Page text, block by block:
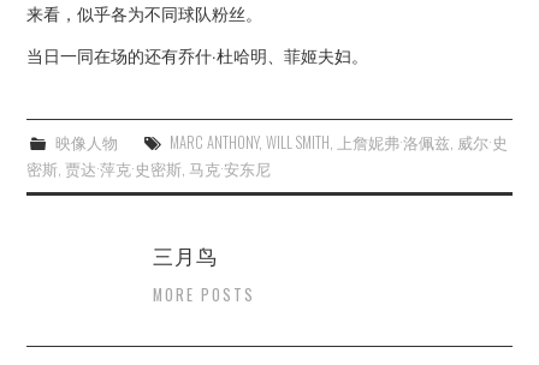
推荐电影
来看，似乎各为不同球队粉丝。
当日一同在场的还有乔什·杜哈明、菲姬夫妇。
映像人物 MARC ANTHONY, WILL SMITH, 上詹妮弗·洛佩兹, 威尔·史
密斯,贾达·萍克·史密斯, 马克·安东尼
三月鸟
MORE POSTS